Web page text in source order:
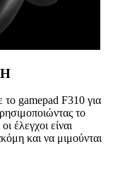
το gamepad F310 για
το
έλεγχοι είναι
και να μιμούνται